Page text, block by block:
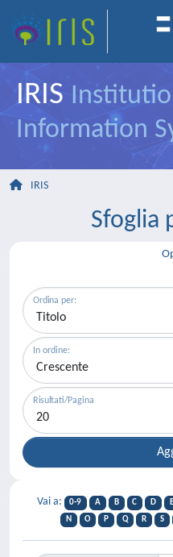
IRIS
Information
IRIS
Sfoglia
Ordina per:
In ordine:
Risultati/Pagina
Vai a: 0-9 A B C D E
N
O P Q R S